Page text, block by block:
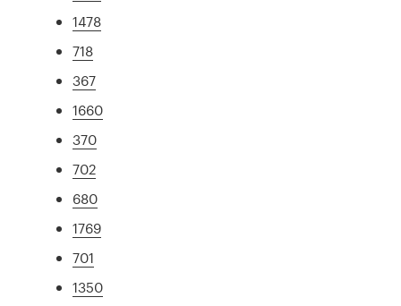
1478
718
367
1660
370
702
680
1769
701
1350